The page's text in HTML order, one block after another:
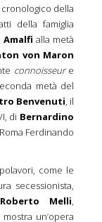
della
della famiglia
Amalfi alla metà
von Maron
connoisseure
metà del
Benvenuti, il
di Bernardino
Ferdinando
come le
secessionista,
Roberto Melli,
un’opera